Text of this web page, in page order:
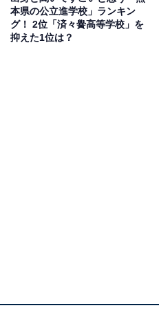
本県の公立進学校」ランキン
グ！ 2位「済々黌高等学校」を
抑えた1位は？